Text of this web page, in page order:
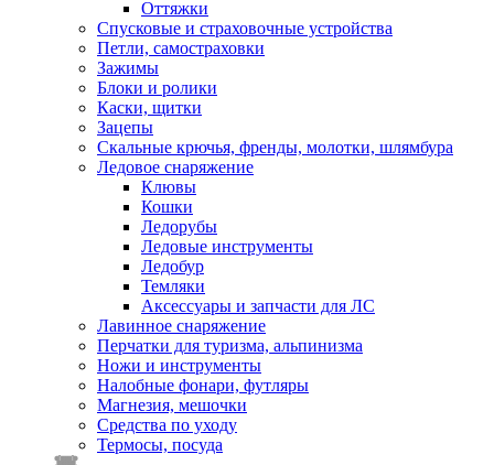
Оттяжки
Спусковые и страховочные устройства
Петли, самостраховки
Зажимы
Блоки и ролики
Каски, щитки
Зацепы
Скальные крючья, френды, молотки, шлямбура
Ледовое снаряжение
Клювы
Кошки
Ледорубы
Ледовые инструменты
Ледобур
Темляки
Аксессуары и запчасти для ЛС
Лавинное снаряжение
Перчатки для туризма, альпинизма
Ножи и инструменты
Налобные фонари, футляры
Магнезия, мешочки
Средства по уходу
Термосы, посуда